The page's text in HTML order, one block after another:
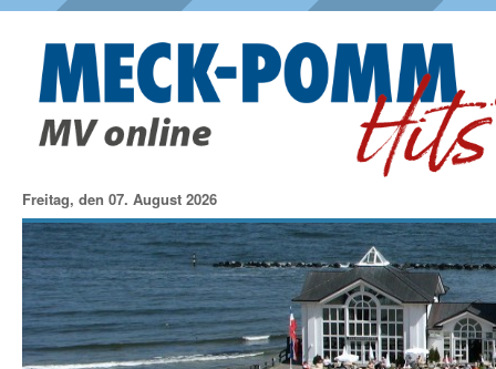
Freitag, den 07. August 2026